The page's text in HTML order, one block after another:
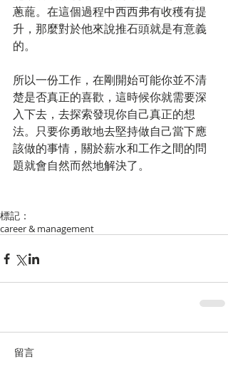
蔥蘢。在這個過程中西西弗有收穫有提
升，那麼對於他來說推石頭就是有意義
的。
所以一份工作，在剛開始可能你並不清
楚是否真正的喜歡，這時候你就需要深
入下去，去探索發現你自己真正的想
法。只要你勇敢地去堅持做自己當下應
該做的事情，關於薪水和工作之間的問
題就會自然而然地解決了。
標記：
career & management
留言